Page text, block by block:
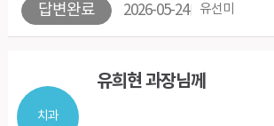
답변완료 2026-05-24 유선미
치과
유희현 과장님께